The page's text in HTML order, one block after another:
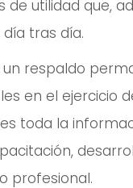
de utilidad que,
tras día.
un respaldo
en el ejercicio
toda la
profesional.